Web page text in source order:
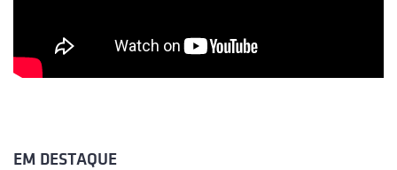
EM DESTAQUE